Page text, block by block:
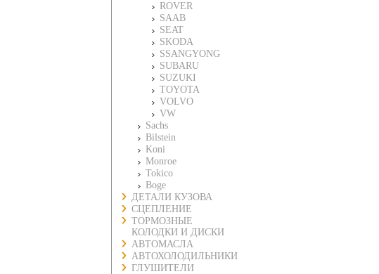
ROVER
SAAB
SEAT
SKODA
SSANGYONG
SUBARU
SUZUKI
TOYOTA
VOLVO
VW
Sachs
Bilstein
Koni
Monroe
Tokico
Boge
ДЕТАЛИ КУЗОВА
СЦЕПЛЕНИЕ
ТОРМОЗНЫЕ
КОЛОДКИ И ДИСКИ
АВТОМАСЛА
АВТОХОЛОДИЛЬНИКИ
ГЛУШИТЕЛИ